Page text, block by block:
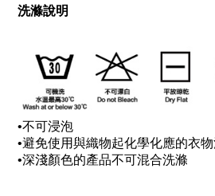
洗滌說明
•不可浸泡
•避免使用與織物起化學化應的衣
•深淺顏色的產品不可混合洗滌